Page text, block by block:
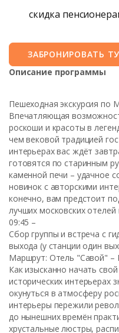
скидка
ЗАБРОНИРОВАТЬ
Описание программы
Пешеходная экскурсия по
Впечатляющая
роскоши и красоты в
чем вековой традицией
интерьерах вас ждёт
готовятся по старинным
каменной печи – удачное
новинок с авторскими
конечно, вам предстоит
лучших московских
09:45 –
Сбор группы и встреча с
выхода (у станции один
Маршрут: Отель "Савой" –
Как изысканно начать
исторических интерьерах
окунуться в атмосферу
интерьеры пережили
до нынешних времён
хрустальные люстры,